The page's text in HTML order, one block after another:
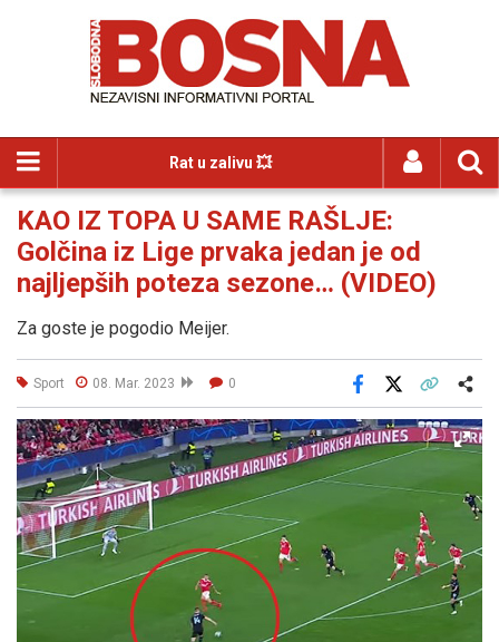
Rat u zalivu 💥
KAO IZ TOPA U SAME RAŠLJE:
Golčina iz Lige prvaka jedan je od
najljepših poteza sezone… (VIDEO)
Za goste je pogodio Meijer.
Sport 08. Mar. 2023 0
Facebook